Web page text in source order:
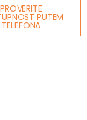
PROVERITE
PUTEM
TELEFONA